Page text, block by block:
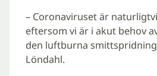
– Coronaviruset är
eftersom vi är i akut behov
den luftburna
Löndahl.